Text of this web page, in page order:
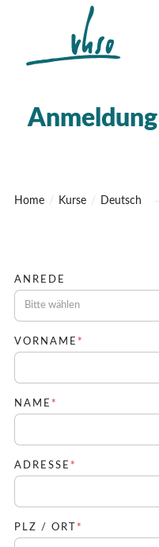
Zur mobilen Navigation
Zum Hauptinhalt
Zum Fussbereich
Zur einfachen Sprache
Home Kurse Deutsch
ANREDE
Bitte wählen
VORNAME *
NAME *
ADRESSE *
PLZ / ORT *